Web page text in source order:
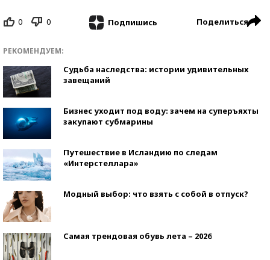
0 0 Подпишись Поделиться
РЕКОМЕНДУЕМ:
Судьба наследства: истории удивительных
завещаний
Бизнес уходит под воду: зачем на суперъяхты
закупают субмарины
Путешествие в Исландию по следам
«Интерстеллара»
Модный выбор: что взять с собой в отпуск?
Самая трендовая обувь лета – 2026